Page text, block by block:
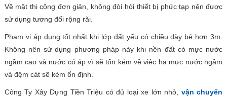
Về mặt thi công đơn giản, không đòi hỏi thiết bị phức tạp nên được
sử dụng tương đối rộng rãi.
Phạm vi áp dụng tốt nhất khi lớp đất yếu có chiều dày bé hơn 3m.
Không nên sử dụng phương pháp này khi nền đất có mực nước
ngầm cao và nước có áp vì sẽ tốn kém về việc hạ mực nước ngầm
và đệm cát sẽ kém ổn định.
Công Ty Xây Dựng Tiền Triệu có đủ loại xe lớn nhỏ, vận chuyển